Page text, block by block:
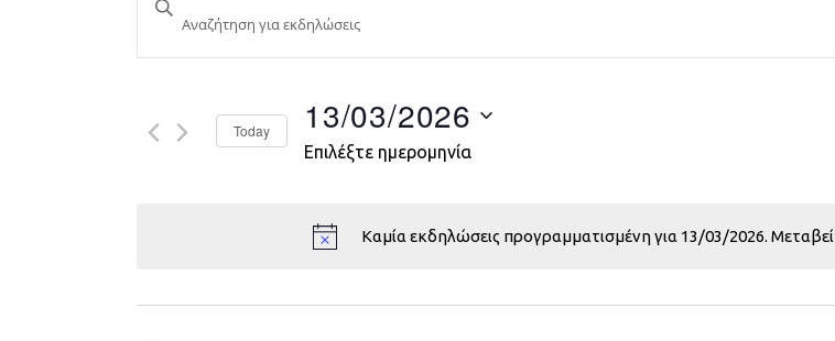
Καμία εκδηλώσεις προγραμματισμένη για 13/03/2026.
Search
and
Navigation
Today 13/03/2026
Επιλέξτε ημερομηνία